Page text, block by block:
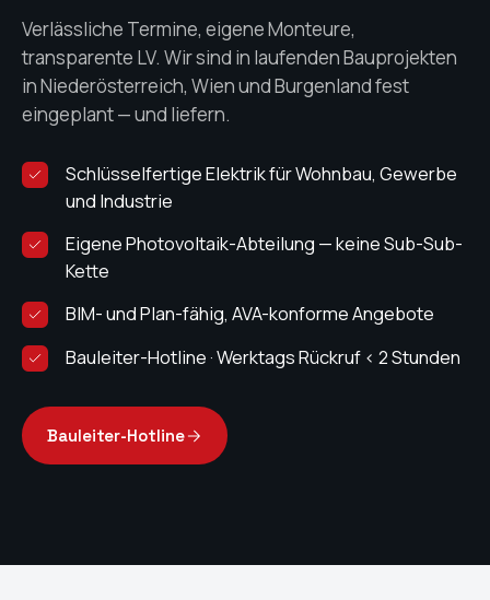
Verlässliche Termine, eigene Monteure,
transparente LV. Wir sind in laufenden Bauprojekten
in Niederösterreich, Wien und Burgenland fest
eingeplant — und liefern.
Schlüsselfertige Elektrik für Wohnbau, Gewerbe
und Industrie
Eigene Photovoltaik-Abteilung — keine Sub-Sub-
Kette
BIM- und Plan-fähig, AVA-konforme Angebote
Bauleiter-Hotline · Werktags Rückruf < 2 Stunden
Bauleiter-Hotline
100 %
Termin- und Übergabe-Quote 2025